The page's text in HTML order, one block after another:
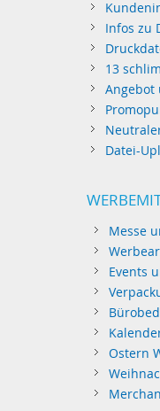
Infos zu
13
Angebot
Datei-
Messe
Events
Ostern